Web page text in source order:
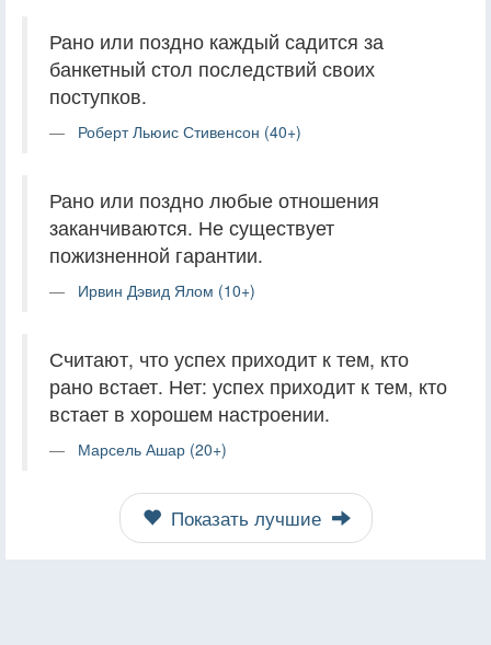
Рано или поздно каждый садится за
банкетный стол последствий своих
поступков.
Роберт Льюис Стивенсон (40+)
Рано или поздно любые отношения
заканчиваются. Не существует
пожизненной гарантии.
Ирвин Дэвид Ялом (10+)
Считают, что успех приходит к тем, кто
рано встает. Нет: успех приходит к тем, кто
встает в хорошем настроении.
Марсель Ашар (20+)
Показать лучшие